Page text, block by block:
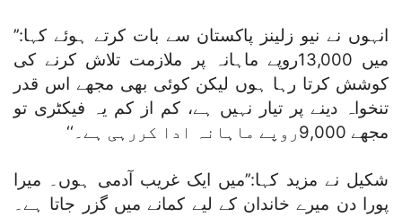
انہوں نے نیو زلینز پاکستان سے بات کرتے ہوئے کہا:’’
میں 13,000روپے ماہانہ پر ملازمت تلاش کرنے کی
کوشش کرتا رہا ہوں لیکن کوئی بھی مجھے اس قدر
تنخواہ دینے پر تیار نہیں ہے، کم از کم یہ فیکٹری تو
مجھے 9,000روپے ماہانہ ادا کررہی ہے۔‘‘
شکیل نے مزید کہا:’’میں ایک غریب آدمی ہوں۔ میرا
پورا دن میرے خاندان کے لیے کمانے میں گزر جاتا ہے۔